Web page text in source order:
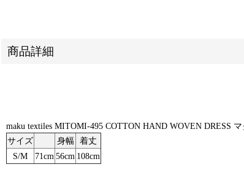
商品詳細
maku textiles MITOMI-495 COTTON HAND WOVEN DRESS
サイズ
身幅 着丈
S/M
71cm 56cm 108cm